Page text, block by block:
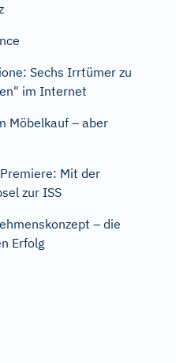
Sechs Irrtümer zu
im Internet
Möbelkauf – aber
Mit der
zur ISS
– die
Erfolg